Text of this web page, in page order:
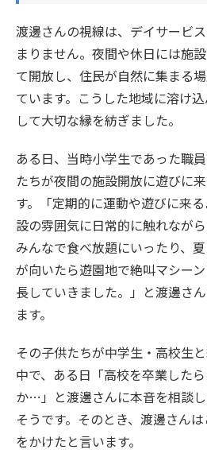
渡邊さんの視線は、デイサービ
まりません。夜間や休日には施
て開放し、住民が自然に集まる
ています。こうした地域に溶け
して大切な縁を紡ぎました。
ある日、当時小学生であった職
たちが夜間の施設開放に遊びに
す。「定期的に運動や遊びに来
設の雰囲気に日常的に触れなが
みんなで食べ放題にいったり、
が向いたら遊園地で絶叫マシー
長していきました。」と渡邊さ
ます。
その子供たちが中学生・高校生
中で、ある日「高校を卒業した
か…」と渡邊さんに本音を相談
そうです。そのとき、渡邊さん
をかけたと言います。